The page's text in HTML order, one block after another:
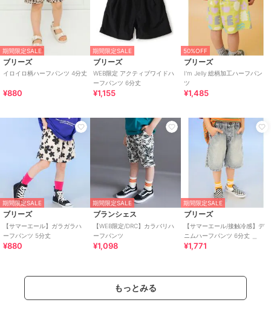
期間限定SALE
ブリーズ
イロイロ柄ハーフパンツ 4分丈
¥880
期間限定SALE
ブリーズ
WEB限定 アクティブワイドハ
ーフパンツ 6分丈
¥1,155
50%OFF
ブリーズ
I'm Jelly 総柄加工ハーフパン
ツ
¥1,485
期間限定SALE
ブリーズ
【サマーエール】ガラガラハ
ーフパンツ 5分丈
¥880
期間限定SALE
ブランシェス
【WEB限定/DRC】カラバリハ
ーフパンツ
¥1,098
期間限定SALE
ブリーズ
【サマーエール/接触冷感】デ
ニムハーフパンツ 6分丈 ＿
¥1,771
もっとみる